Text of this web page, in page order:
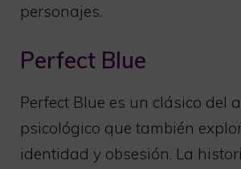
personajes.
Perfect Blue
Perfect Blue es un clásico del
psicológico que también
identidad y obsesión. La